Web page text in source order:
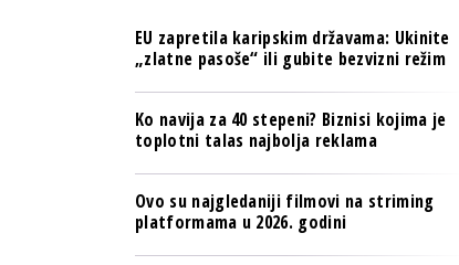
BANKE
OSIGURANJE
TECH I AI
BIZNIS & SPORT
PULS REGIONA
NOVO NA RAFU
OSIGURANJE
TECH I AI
PULS REGIONA
EU zapretila karipskim državama: Ukinite
„zlatne pasoše“ ili gubite bezvizni režim
Ko navija za 40 stepeni? Biznisi kojima je
toplotni talas najbolja reklama
Ovo su najgledaniji filmovi na striming
platformama u 2026. godini